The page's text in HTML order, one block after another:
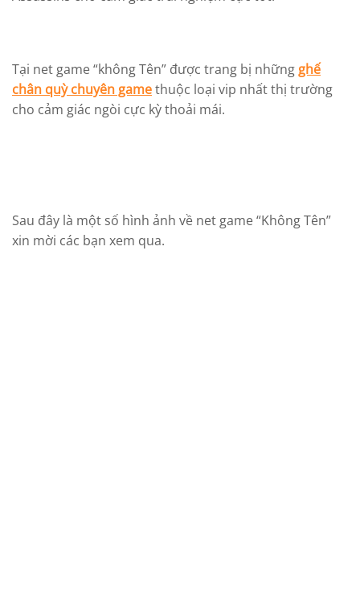
Tại net game “không Tên” được trang bị những ghế
chân quỳ chuyên gamethuộc loại vip nhất thị trường
cho cảm giác ngòi cực kỳ thoải mái.
Sau đây là một số hình ảnh về net game “Không Tên”
xin mời các bạn xem qua.